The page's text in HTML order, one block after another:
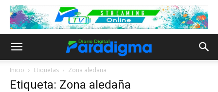
Inicio Etiquetas Zona aledaña
Etiqueta: Zona aledaña